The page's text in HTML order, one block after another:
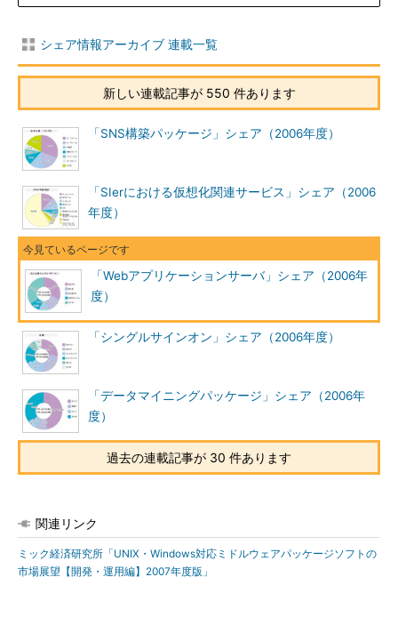
シェア情報アーカイブ 連載一覧
新しい連載記事が 550 件あります
「SNS構築パッケージ」シェア（2006年度）
「SIerにおける仮想化関連サービス」シェア（2006
年度）
「Webアプリケーションサーバ」シェア（2006年
度）
「シングルサインオン」シェア（2006年度）
「データマイニングパッケージ」シェア（2006年
度）
過去の連載記事が 30 件あります
関連リンク
ミック経済研究所「UNIX・Windows対応ミドルウェアパッケージソフトの
市場展望【開発・運用編】2007年度版」